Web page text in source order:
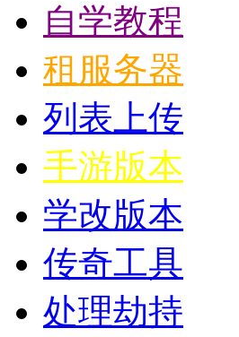
自学教程
租服务器
列表上传
手游版本
学改版本
传奇工具
处理劫持